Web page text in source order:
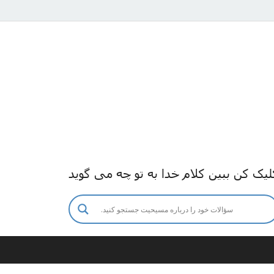
کن ببین کلام خدا به تو چه می گوید